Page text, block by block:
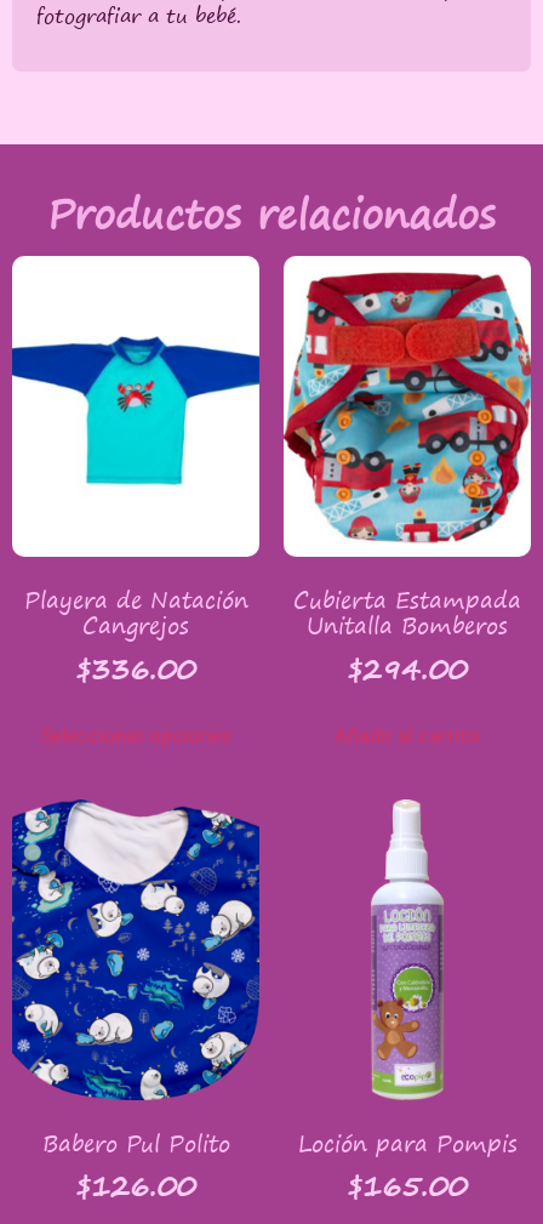
fotografiar a tu bebé.
Productos relacionados
Playera de Natación
Cangrejos
$336.00
Seleccionar opciones
Cubierta Estampada
Unitalla Bomberos
$294.00
Añadir al carrito
Babero Pul Polito
$126.00
Loción para Pompis
$165.00